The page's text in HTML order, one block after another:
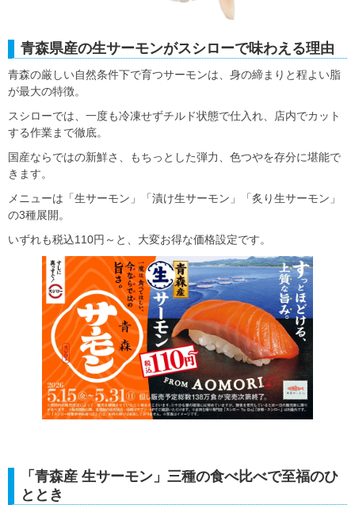
青森県産の生サーモンがスシローで味わえる理由
青森の厳しい自然条件下で育つサーモンは、身の締まりと程よい脂
が最大の特徴。
スシローでは、一度も冷凍せずチルド状態で仕入れ、店内でカット
する作業まで徹底。
国産ならではの新鮮さ、もちっとした弾力、色つやを存分に堪能で
きます。
メニューは「生サーモン」「漬け生サーモン」「炙り生サーモン」
の3種展開。
いずれも税込110円～と、大変お得な価格設定です。
「青森産 生サーモン」三種の食べ比べで至福のひ
ととき